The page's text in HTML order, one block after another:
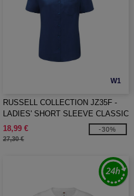
W1
RUSSELL COLLECTION JZ35F -
LADIES' SHORT SLEEVE CLASSIC
POLYCOTTON POPLIN SHIRT
18,99 €
27,30 €
-30%